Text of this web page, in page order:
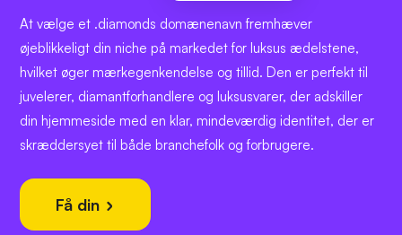
At vælge et .diamonds domænenavn fremhæver
øjeblikkeligt din niche på markedet for luksus ædelstene,
hvilket øger mærkegenkendelse og tillid. Den er perfekt til
juvelerer, diamantforhandlere og luksusvarer, der adskiller
din hjemmeside med en klar, mindeværdig identitet, der er
skræddersyet til både branchefolk og forbrugere.
Få din